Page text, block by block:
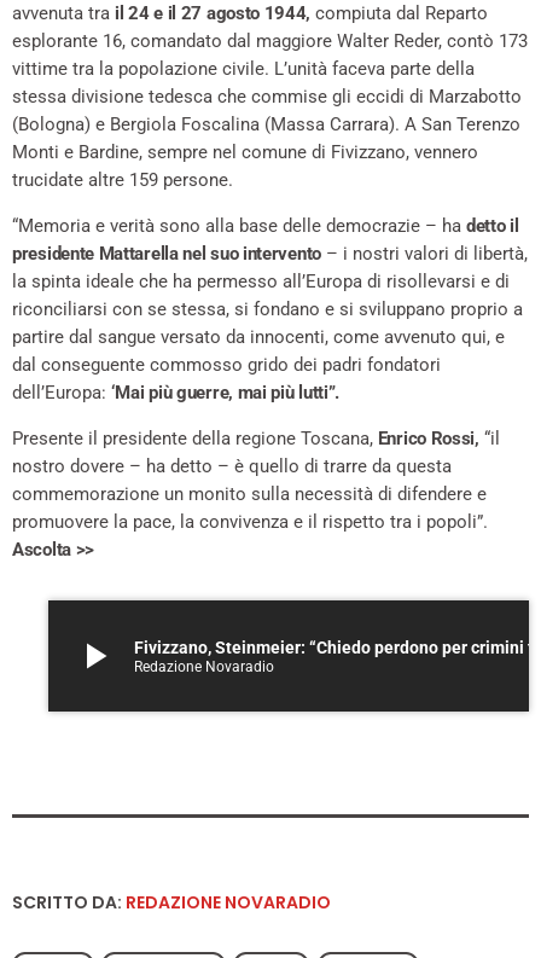
avvenuta tra il 24 e il 27 agosto 1944, compiuta dal Reparto
esplorante 16, comandato dal maggiore Walter Reder, contò 173
vittime tra la popolazione civile. L’unità faceva parte della
stessa divisione tedesca che commise gli eccidi di Marzabotto
(Bologna) e Bergiola Foscalina (Massa Carrara). A San Terenzo
Monti e Bardine, sempre nel comune di Fivizzano, vennero
trucidate altre 159 persone.
“Memoria e verità sono alla base delle democrazie – ha detto il
presidente Mattarella nel suo intervento – i nostri valori di libertà,
la spinta ideale che ha permesso all’Europa di risollevarsi e di
riconciliarsi con se stessa, si fondano e si sviluppano proprio a
partire dal sangue versato da innocenti, come avvenuto qui, e
dal conseguente commosso grido dei padri fondatori
dell’Europa: ‘Mai più guerre, mai più lutti”.
Presente il presidente della regione Toscana, Enrico Rossi, “il
nostro dovere – ha detto – è quello di trarre da questa
commemorazione un monito sulla necessità di difendere e
promuovere la pace, la convivenza e il rispetto tra i popoli”.
Ascolta >>
play_arrow Redazione Novaradio
SCRITTO DA: REDAZIONE NOVARADIO